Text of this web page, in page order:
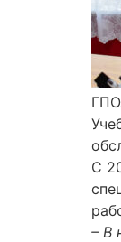
С
– В